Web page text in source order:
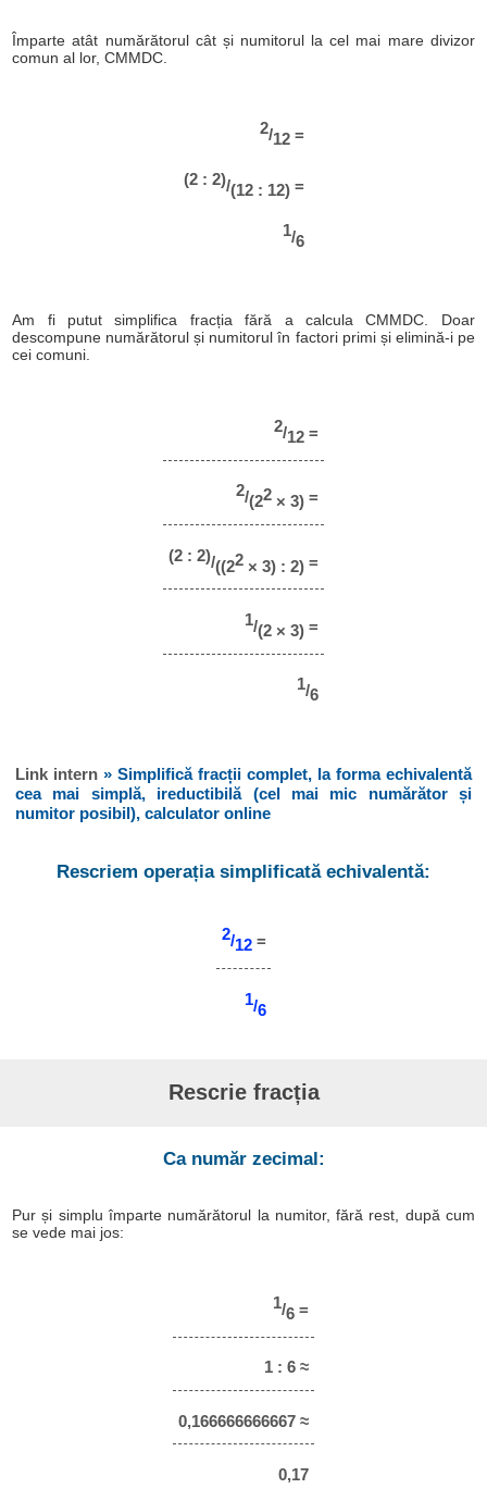
Împarte atât numărătorul cât și numitorul la cel mai mare divizor
comun al lor, CMMDC.
2/12=
(2 : 2)/(12 : 12)=
1/6
Am fi putut simplifica fracția fără a calcula CMMDC. Doar
descompune numărătorul și numitorul în factori primi și elimină-i pe
cei comuni.
2/12 =
2/(22 × 3) =
(2 : 2)/((22 × 3) : 2) =
1/(2 × 3) =
1/6
Link intern » Simplifică fracții complet, la forma echivalentă
cea mai simplă, ireductibilă (cel mai mic numărător și
numitor posibil), calculator online
Rescriem operația simplificată echivalentă:
2/12=
1/6
Rescrie fracția
Ca număr zecimal:
Pur și simplu împarte numărătorul la numitor, fără rest, după cum
se vede mai jos:
1/6 =
1 : 6 ≈
0,166666666667 ≈
0,17